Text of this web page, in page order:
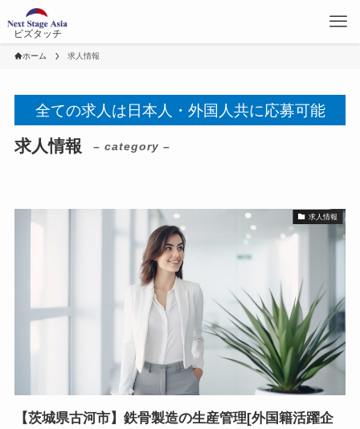
ビズタッチ
ホーム 求人情報
全ての求人は日本人・外国人共に応募可能
求人情報 – category –
求人情報
【茨城県古河市】鉄骨製造の生産管理[外国籍活躍企